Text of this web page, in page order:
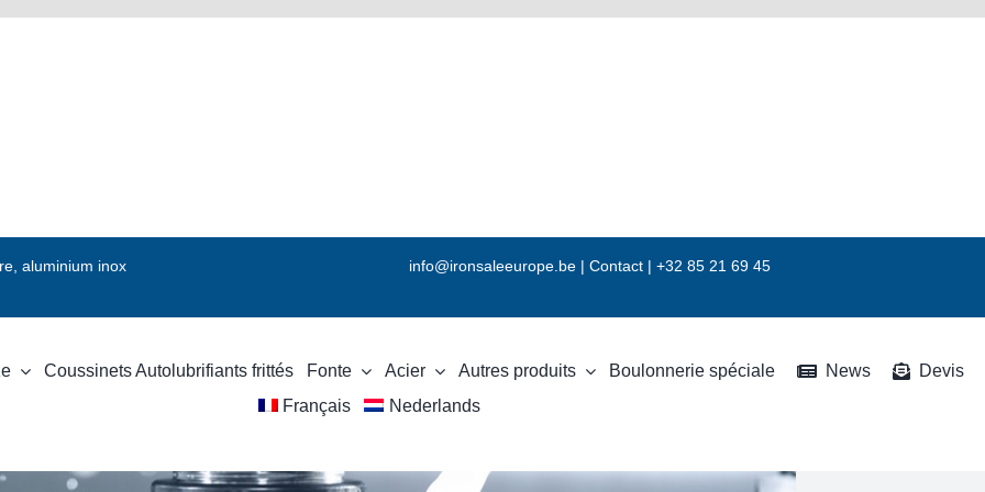
aluminium inox info@ironsaleeurope.be| Contact | +32 85 21 69 45
Coussinets Autolubrifiants frittés Fonte Acier Autres produits Boulonnerie spéciale News
Devis
Français
Nederlands